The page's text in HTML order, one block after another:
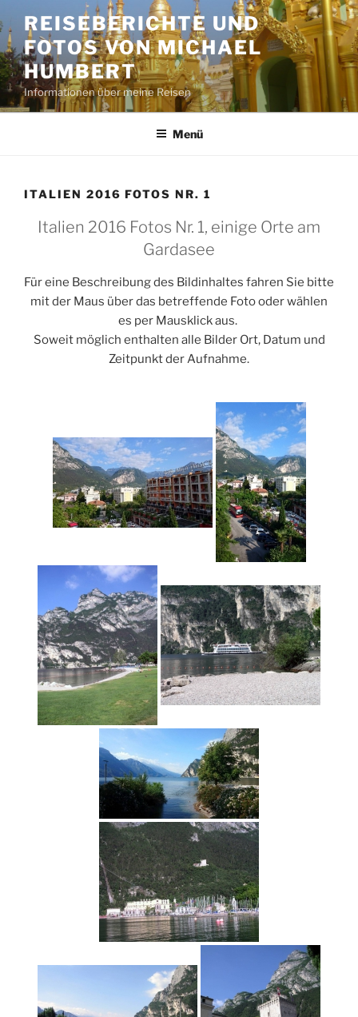
Inhalt
springen
REISEBERICHTE UND
FOTOS VON MICHAEL
HUMBERT
Informationen über meine Reisen
Menü
ITALIEN 2016 FOTOS NR. 1
Italien 2016 Fotos Nr. 1, einige Orte am
Gardasee
Für eine Beschreibung des Bildinhaltes fahren Sie bitte
mit der Maus über das betreffende Foto oder wählen
es per Mausklick aus.
Soweit möglich enthalten alle Bilder Ort, Datum und
Zeitpunkt der Aufnahme.